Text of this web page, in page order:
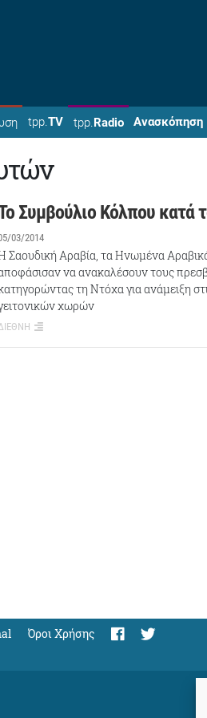
tpp.TV tpp.Radio Ανασκόπηση
Συμβούλιο Κόλπου κατά
03/2014
Σαουδική Αραβία, τα Ηνωμένα
να ανακαλέσουν τους
τη Ντόχα για ανάμειξη
χωρών
Όροι Χρήσης